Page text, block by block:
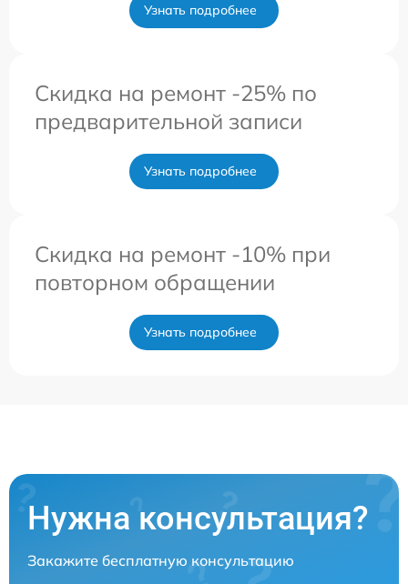
Узнать подробнее
Скидка на ремонт -25% по
предварительной записи
Узнать подробнее
Скидка на ремонт -10% при
повторном обращении
Узнать подробнее
Нужна консультация?
Закажите бесплатную консультацию